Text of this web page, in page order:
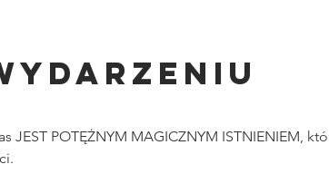
JEST POTĘŻNYM MAGICZNYM ISTNIENIEM,